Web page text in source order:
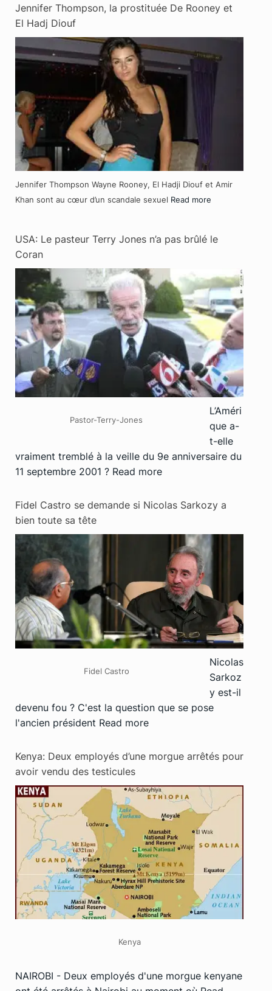
Jennifer Thompson, la prostituée De Rooney et
El Hadj Diouf
Jennifer Thompson Wayne Rooney, El Hadji Diouf et Amir
Khan sont au cœur d’un scandale sexuel Read more
USA: Le pasteur Terry Jones n’a pas brûlé le
Coran
Pastor-Terry-Jones
L’Améri
que a-
t-elle
vraiment tremblé à la veille du 9e anniversaire du
11 septembre 2001 ? Read more
Fidel Castro se demande si Nicolas Sarkozy a
bien toute sa tête
Fidel Castro
Nicolas
Sarkoz
y est-il
devenu fou ? C'est la question que se pose
l'ancien président Read more
Kenya: Deux employés d’une morgue arrêtés pour
avoir vendu des testicules
Kenya
NAIROBI - Deux employés d'une morgue kenyane